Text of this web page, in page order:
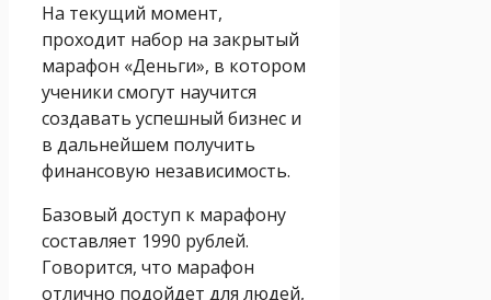
На текущий момент,
проходит набор на закрытый
марафон «Деньги», в котором
ученики смогут научится
создавать успешный бизнес и
в дальнейшем получить
финансовую независимость.
Базовый доступ к марафону
составляет 1990 рублей.
Говорится, что марафон
отлично подойдет для людей,